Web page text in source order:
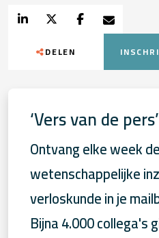
DELEN
‘Vers van de pers’
Ontvang elke week
wetenschappelijke
verloskunde in je
Bijna 4.000 collega's